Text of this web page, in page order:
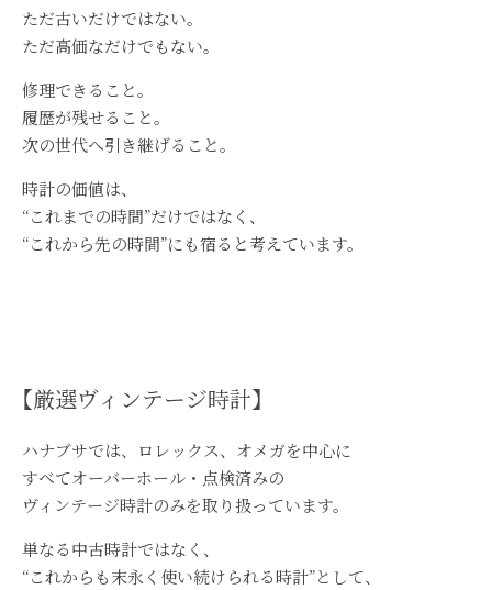
ただ古いだけではない。
ただ高価なだけでもない。
修理できること。
履歴が残せること。
次の世代へ引き継げること。
時計の価値は、
“これまでの時間”だけではなく、
“これから先の時間”にも宿ると考えています。
【厳選ヴィンテージ時計】
ハナブサでは、ロレックス、オメガを中心に
すべてオーバーホール・点検済みの
ヴィンテージ時計のみを取り扱っています。
単なる中古時計ではなく、
“これからも末永く使い続けられる時計”として、